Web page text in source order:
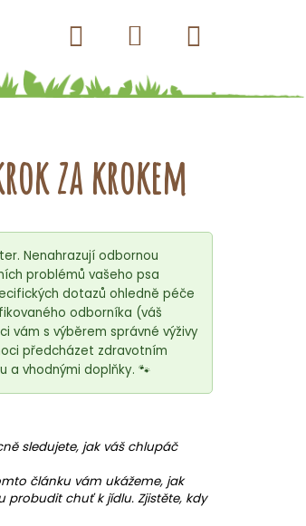
Kapsičky pro psy
Hledat Přihlášení
košík
za krokem
Nenahrazují odbornou
problémů vašeho psa
dotazů ohledně péče
odborníka (váš
vám s výběrem správné výživy
předcházet zdravotním
a vhodnými doplňky. 🐾
sledujete, jak váš chlupáč
článku vám ukážeme, jak
probudit chuť k jídlu. Zjistěte, kdy